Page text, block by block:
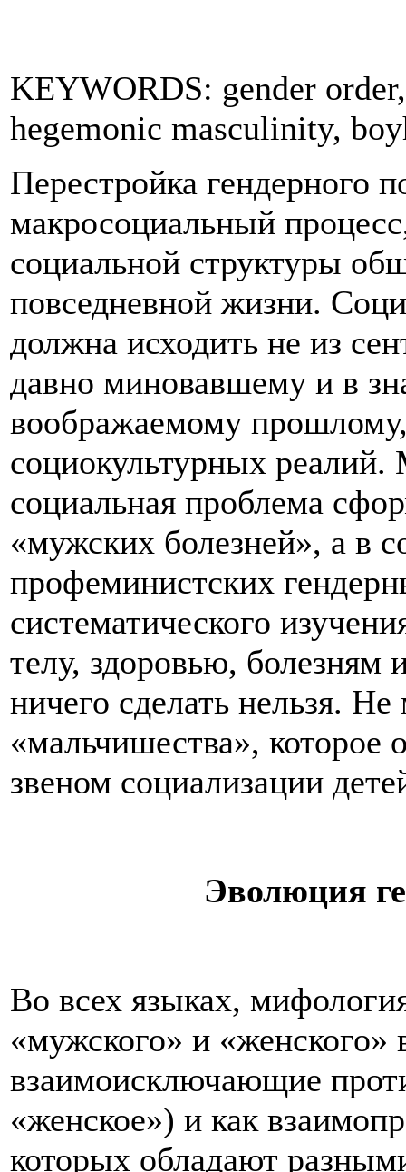
KEYWORDS: gender
hegemonic masculinity,
Перестройка гендерного
макросоциальный
социальной структуры
повседневной жизни.
должна исходить не из
давно миновавшему и в
воображаемому
социокультурных реалий.
социальная проблема
«мужских болезней», а в
профеминистских
систематического
телу, здоровью, болезням
ничего сделать нельзя.
«мальчишества», которое
звеном социализации
Эволюция
Во всех языках,
«мужского» и
взаимоисключающие
«женское») и как
которых обладают